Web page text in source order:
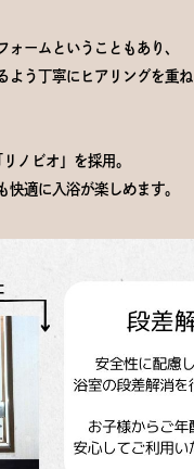
ォームということもあり、
よう丁寧にヒアリングを重ね
ノビオ」を採用。
快適に入浴が楽しめます。